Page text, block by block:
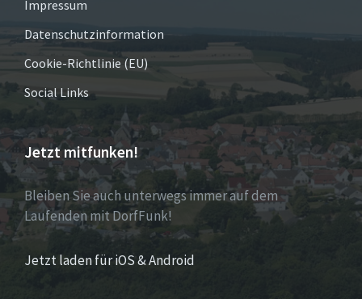
Impressum
Datenschutzinformation
Cookie-Richtlinie (EU)
Social Links
Jetzt mitfunken!
Bleiben Sie auch unterwegs immer auf dem
Laufenden mit DorfFunk!
Jetzt laden für iOS & Android